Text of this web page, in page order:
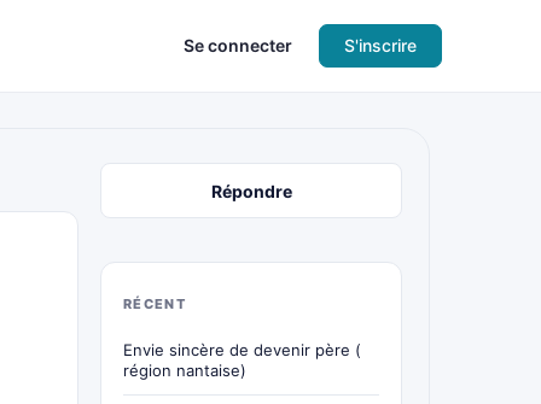
Se connecter S'inscrire
Répondre
RÉCENT
Envie sincère de devenir père (
région nantaise)